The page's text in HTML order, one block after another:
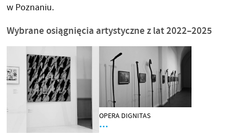
w Poznaniu.
Wybrane osiągnięcia artystyczne z lat 2022–2025
OPERA DIGNITAS
…